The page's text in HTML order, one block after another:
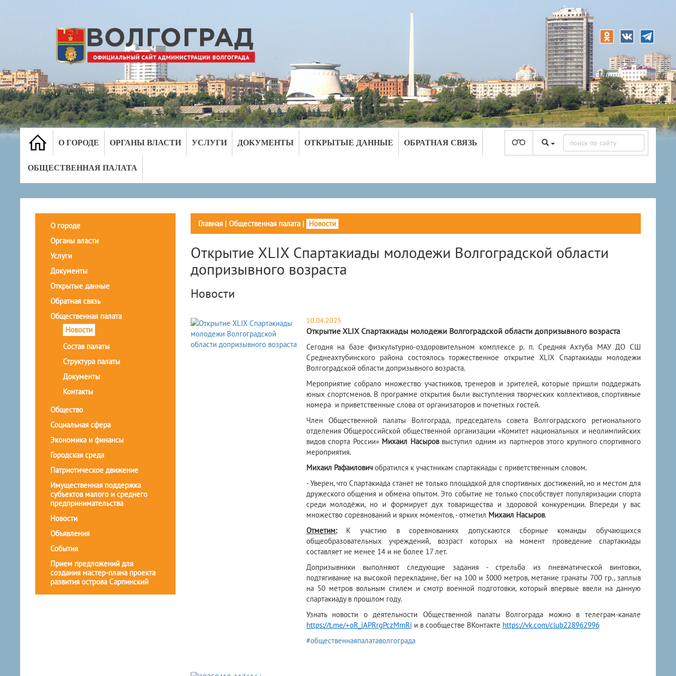
О ГОРОДЕ ОРГАНЫ ВЛАСТИ УСЛУГИ ДОКУМЕНТЫ ОТКРЫТЫЕ ДАННЫЕ ОБРАТНАЯ СВЯЗЬ
ОБЩЕСТВЕННАЯ ПАЛАТА
О городе
Органы власти
Услуги
Документы
Открытые данные
Обратная связь
Общественная палата
Новости
Состав палаты
Структура палаты
Документы
Контакты
Общество
Социальная сфера
Экономика и финансы
Городская среда
Патриотическое движение
Имущественная поддержка
субъектов малого и среднего
предпринимательства
Новости
Объявления
События
Прием предложений для
создания мастер-плана проекта
развития острова Сарпинский
Главная| Общественная палата| Новости
Открытие XLIX Спартакиады молодежи Волгоградской области
допризывного возраста
Новости
10.04.2025
Открытие XLIX Спартакиады молодежи Волгоградской области допризывного возраста
​Сегодня на базе физкультурно-оздоровительном комплексе р. п. Средняя Ахтуба МАУ ДО СШ
Среднеахтубинского района состоялось торжественное открытие XLIX Спартакиады молодежи
Волгоградской области допризывного возраста.
Мероприятие собрало множество участников, тренеров и зрителей, которые пришли поддержать
юных спортсменов. В программе открытия были выступления творческих коллективов, спортивные
номера и приветственные слова от организаторов и почетных гостей.
Член Общественной палаты Волгограда, председатель совета Волгоградского регионального
отделения Общероссийской общественной организации «Комитет национальных и неолимпийских
видов спорта России» Михаил Насыроввыступил одним из партнеров этого крупного спортивного
мероприятия.
Михаил Рафаиловичобратился к участникам спартакиады с приветственным словом.
- Уверен, что Спартакиада станет не только площадкой для спортивных достижений, но и местом для
дружеского общения и обмена опытом. Это событие не только способствует популяризации спорта
среди молодёжи, но и формирует дух товарищества и здоровой конкуренции. Впереди у вас
множество соревнований и ярких моментов, - отметил Михаил Насыров.
Отметим:К участию в соревнованиях допускаются сборные команды обучающихся
общеобразовательных учреждений, возраст которых на момент проведение спартакиады
составляет не менее 14 и не более 17 лет.
Допризывники выполняют следующие задания - стрельба из пневматической винтовки,
подтягивание на высокой перекладине, бег на 100 и 3000 метров, метание гранаты 700 гр., заплыв
на 50 метров вольным стилем и смотр военной подготовки, который впервые ввели на данную
спартакиаду в прошлом году.
Узнать новости о деятельности Общественной палаты Волгограда можно в телеграм-канале
https://t.me/+oR_iAPRrgPczMmRi и в сообществе ВКонтакте https://vk.com/club228962996
#общественнаяпалатаволгограда